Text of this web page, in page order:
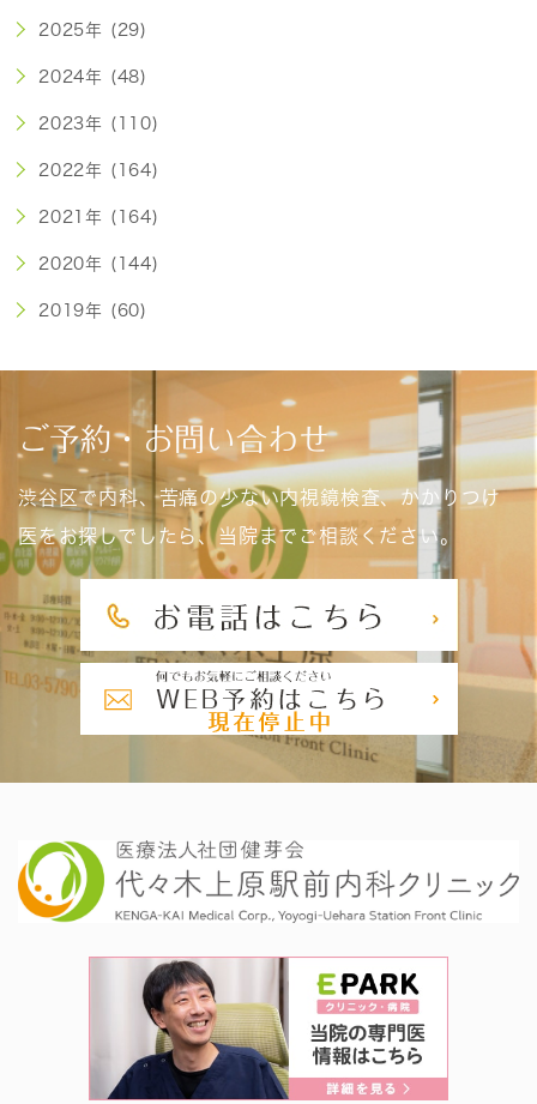
2025年 (29)
2024年 (48)
2023年 (110)
2022年 (164)
2021年 (164)
2020年 (144)
2019年 (60)
ご予約・お問い合わせ
渋谷区で内科、苦痛の少ない内視鏡検査、かかりつけ
医をお探しでしたら、当院までご相談ください。